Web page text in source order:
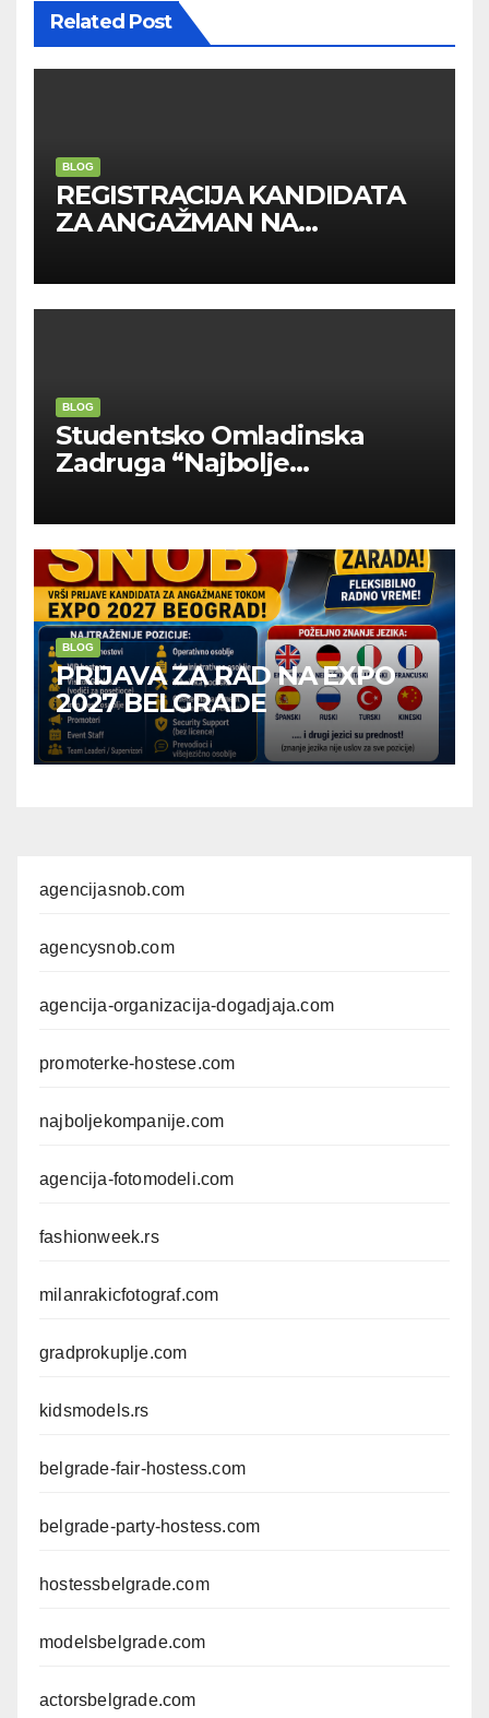
Related Post
BLOG
REGISTRACIJA KANDIDATA
ZA ANGAŽMAN NA
BLOG
Studentsko Omladinska
Zadruga “Najbolje
BLOG
PRIJAVA ZA RAD NA EXPO
2027 BELGRADE
agencijasnob.com
agencysnob.com
agencija-organizacija-dogadjaja.com
promoterke-hostese.com
najboljekompanije.com
agencija-fotomodeli.com
fashionweek.rs
milanrakicfotograf.com
gradprokuplje.com
kidsmodels.rs
belgrade-fair-hostess.com
belgrade-party-hostess.com
hostessbelgrade.com
modelsbelgrade.com
actorsbelgrade.com